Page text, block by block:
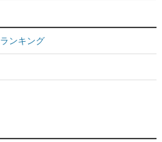
ンキング